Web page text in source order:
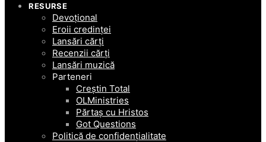
RESURSE
Devoțional
Eroii credinței
Lansări cărți
Recenzii cărți
Lansări muzică
Parteneri
Creștin Total
OLMinistries
Părtaș cu Hristos
Got Questions
Politică de confidențialitate